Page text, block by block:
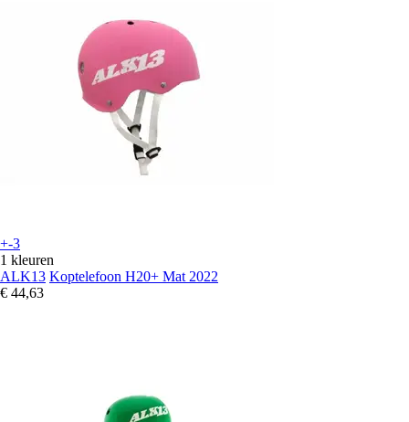
+-3
1 kleuren
ALK13 Koptelefoon H20+ Mat 2022
€ 44,63